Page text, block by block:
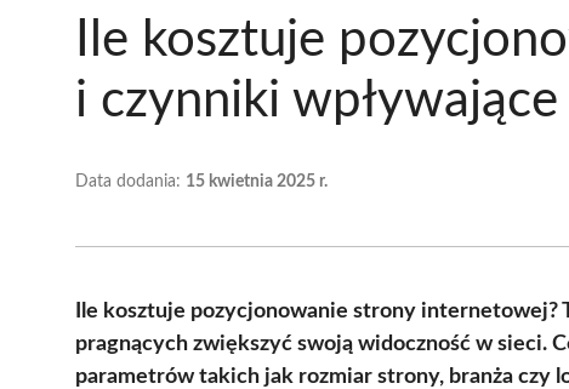
Ile kosztuje
i czynniki
Data dodania: 15 kwietnia 2025 r.
Ile kosztuje pozycjonowanie strony
pragnących zwiększyć swoją widoczność w sieci.
parametrów takich jak rozmiar strony, branża czy